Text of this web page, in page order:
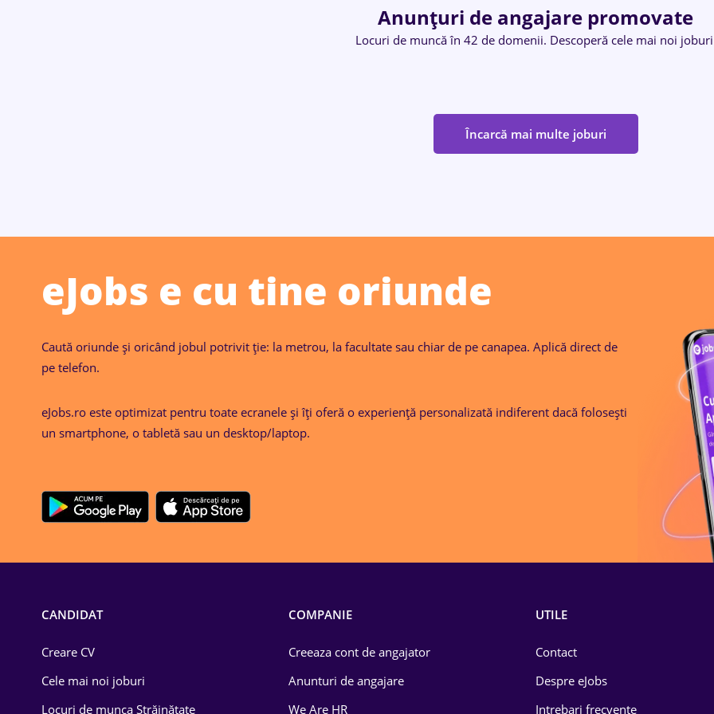
Anunţuri de angajare promovate
Locuri de muncă în 42 de domenii. Descoperă cele mai noi
Încarcă mai multe joburi
eJobs e cu tine oriunde
Caută oriunde și oricând jobul potrivit ție: la metrou, la facultate sau chiar de pe canapea. Aplică direct de
pe telefon.
eJobs.ro este optimizat pentru toate ecranele și îți oferă o experiență personalizată indiferent dacă folosești
un smartphone, o tabletă sau un desktop/laptop.
CANDIDAT
Creare CV
Cele mai noi joburi
Locuri de munca Străinătate
COMPANIE
Creeaza cont de angajator
Anunturi de angajare
We Are HR
UTILE
Contact
Despre eJobs
Intrebari frecvente